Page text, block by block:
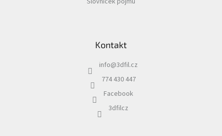
Kontakt
info@3dfil.cz
774 430 447
Facebook
3dfilcz